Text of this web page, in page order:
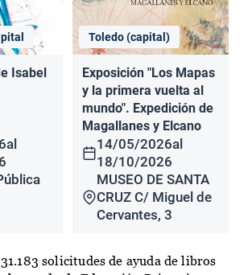
Isabel
al
Toledo (capital)
Exposición "Los Mapas
y la primera vuelta al
mundo". Expedición de
Magallanes y Elcano
14/05/2026al
18/10/2026
MUSEO DE SANTA
CRUZ C/ Miguel de
Cervantes, 3
solicitudes de ayuda de libros